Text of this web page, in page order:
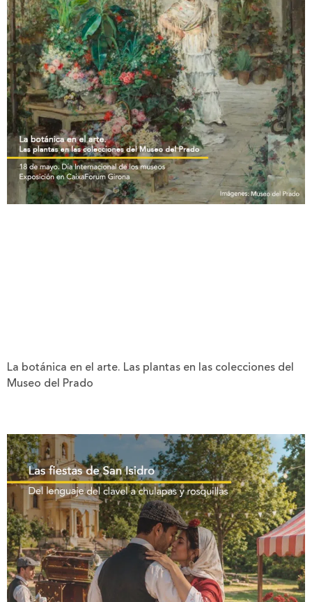
La botánica en el arte. Las plantas en las colecciones del
Museo del Prado